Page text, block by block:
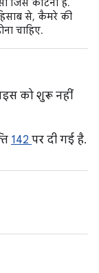
जिसे काटना है.
से, कैमरे की
चाहिए.
को शुरू नहीं
142 पर दी गई है.